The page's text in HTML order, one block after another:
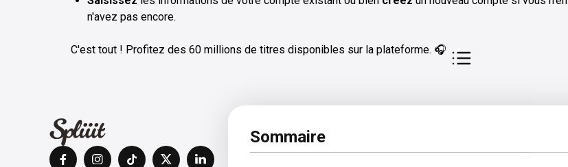
n'avez pas encore.
C'est tout ! Profitez des 60 millions de titres disponibles sur la plateforme. 🎧
Sommaire
À propos